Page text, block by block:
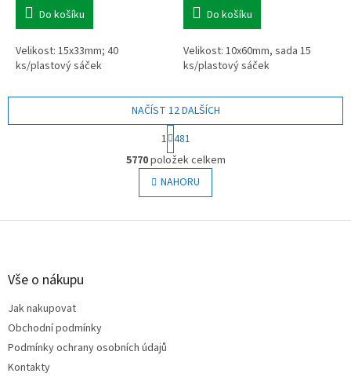
Do košíku
Velikost: 15x33mm; 40
ks/plastový sáček
Do košíku
Velikost: 10x60mm, sada 15
ks/plastový sáček
O
v
l
á
NAČÍST 12 DALŠÍCH
S
t
r
á
n
k
v
1 481
5770položek celkem
NAHORU
Z
Vše o nákupu
Jak nakupovat
Obchodní podmínky
Podmínky ochrany osobních údajů
Kontakty